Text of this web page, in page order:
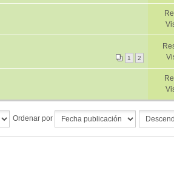
1 2
Ordenar por